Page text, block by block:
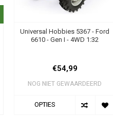
Universal Hobbies 5367 - Ford
6610 - Gen I - 4WD 1:32
€54,99
NOG NIET GEWAARDEERD
OPTIES